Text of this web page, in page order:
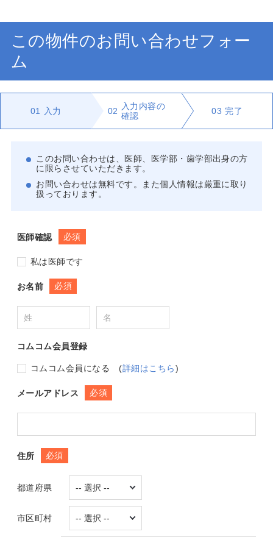
この物件のお問い合わせフォー
ム
01 入力 02
入力内容の
確認
03 完了
このお問い合わせは、医師、医学部・歯学部出身の方
に限らさせていただきます。
お問い合わせは無料です。また個人情報は厳重に取り
扱っております。
医師確認 必須
私は医師です
お名前 必須
コムコム会員登録
コムコム会員になる (詳細はこちら)
メールアドレス 必須
住所 必須
都道府県
市区町村